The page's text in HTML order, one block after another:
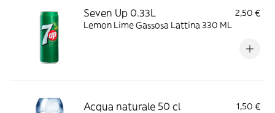
Seven Up 0.33L
2,50 €
Lemon Lime Gassosa Lattina 330 ML
Acqua naturale 50 cl 1,50 €